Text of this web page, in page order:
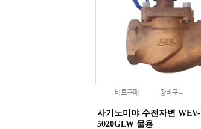
바로구매 장바구니
사기노미야 수전자변 WEV-
5020GLW 물용